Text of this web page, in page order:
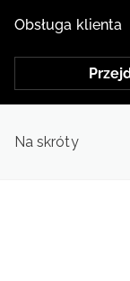
Obsługa klienta
Na skróty